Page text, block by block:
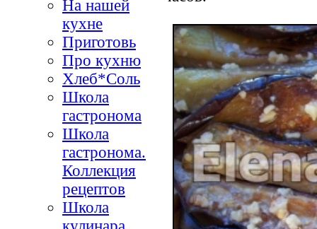
На нашей
кухне
Приготовь
Про кухню
Хлеб*Соль
Школа
гастронома
Школа
гастронома.
Коллекция
рецептов
Школа